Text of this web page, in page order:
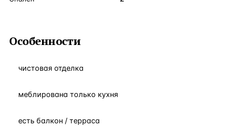
Особенности
чистовая отделка
меблирована только кухня
есть балкон / терраса